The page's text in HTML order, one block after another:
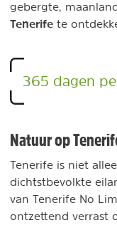
gebergte,
Tenerife te
365 dagen
Natuur op
Tenerife is niet
dichtstbevolkte
van Tenerife No
ontzettend verrast